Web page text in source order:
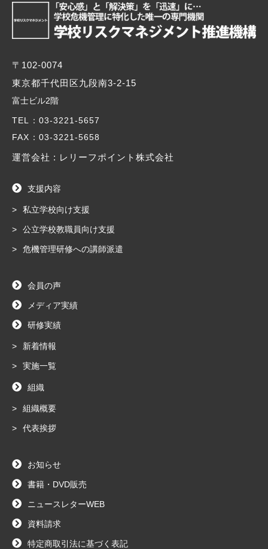
〒102-0074
東京都千代田区九段南3-2-15
富士ビル2階
TEL ：03-3221-5657
FAX ：03-3221-5658
運営会社 : レリーフポイント株式会社
支援内容
私立学校向け支援
公立学校教職員向け支援
危機管理研修への講師派遣
会員の声
メディア実績
研修実績
新着情報
実施一覧
組織
組織概要
代表挨拶
お知らせ
書籍・DVD販売
ニュースレターWEB
資料請求
特定商取引法に基づく表記